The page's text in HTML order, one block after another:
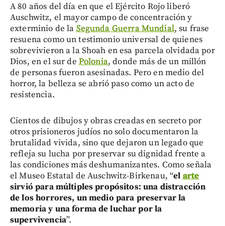
A 80 años del día en que el Ejército Rojo liberó
Auschwitz, el mayor campo de concentración y
exterminio de la Segunda Guerra Mundial, su frase
resuena como un testimonio universal de quienes
sobrevivieron a la Shoah en esa parcela olvidada por
Dios, en el sur de Polonia, donde más de un millón
de personas fueron asesinadas. Pero en medio del
horror, la belleza se abrió paso como un acto de
resistencia.
Cientos de dibujos y obras creadas en secreto por
otros prisioneros judíos no solo documentaron la
brutalidad vivida, sino que dejaron un legado que
refleja su lucha por preservar su dignidad frente a
las condiciones más deshumanizantes. Como señala
el Museo Estatal de Auschwitz-Birkenau, “el arte
sirvió para múltiples propósitos: una distracción
de los horrores, un medio para preservar la
memoria y una forma de luchar por la
supervivencia”.